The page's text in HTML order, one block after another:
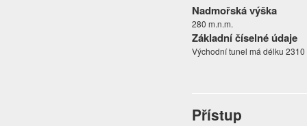
Nadmořská výška
280 m.n.m.
Základní číselné údaje
Východní tunel má délku
Přístup